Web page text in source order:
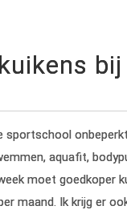
sportschool
aquafit,
moet goedkoper
maand. Ik krijg er